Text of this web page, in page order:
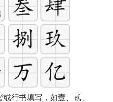
行书填写，如壹、贰、